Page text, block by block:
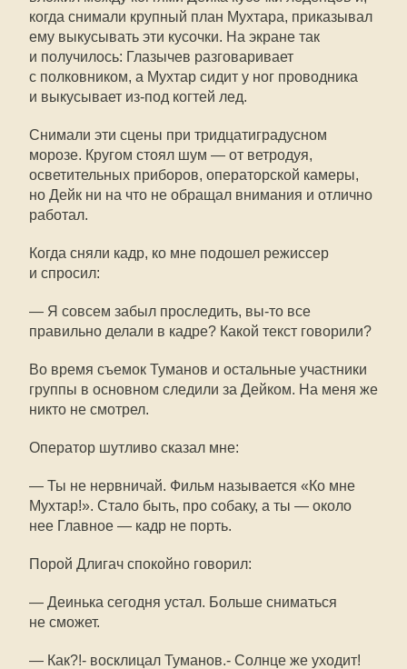
когда снимали крупный план Мухтара, приказывал
ему выкусывать эти кусочки. На экране так
и получилось: Глазычев разговаривает
с полковником, а Мухтар сидит у ног проводника
и выкусывает из-под когтей лед.
Снимали эти сцены при тридцатиградусном
морозе. Кругом стоял шум — от ветродуя,
осветительных приборов, операторской камеры,
но Дейк ни на что не обращал внимания и отлично
работал.
Когда сняли кадр, ко мне подошел режиссер
и спросил:
— Я совсем забыл проследить, вы-то все
правильно делали в кадре? Какой текст говорили?
Во время съемок Туманов и остальные участники
группы в основном следили за Дейком. На меня же
никто не смотрел.
Оператор шутливо сказал мне:
— Ты не нервничай. Фильм называется «Ко мне
Мухтар!». Стало быть, про собаку, а ты — около
нее Главное — кадр не порть.
Порой Длигач спокойно говорил:
— Деинька сегодня устал. Больше сниматься
не сможет.
— Как?!- восклицал Туманов.- Солнце же уходит!